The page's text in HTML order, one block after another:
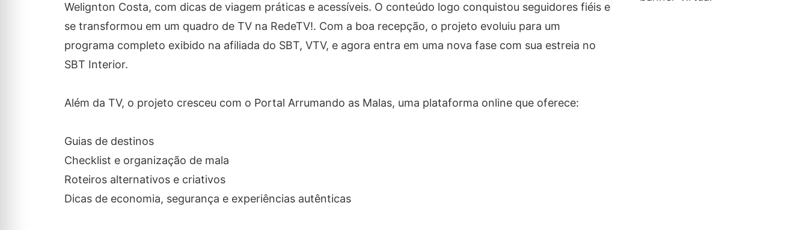
Welignton Costa, com dicas de viagem práticas e acessíveis. O conteúdo logo conquistou seguidores fiéis e
se transformou em um quadro de TV na RedeTV!. Com a boa recepção, o projeto evoluiu para um
programa completo exibido na afiliada do SBT, VTV, e agora entra em uma nova fase com sua estreia no
SBT Interior.
Além da TV, o projeto cresceu com o Portal Arrumando as Malas, uma plataforma online que oferece:
Guias de destinos
Checklist e organização de mala
Roteiros alternativos e criativos
Dicas de economia, segurança e experiências autênticas